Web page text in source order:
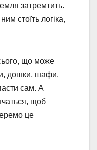
затремтить.
стоїть логіка,
що може
дошки, шафи.
сам. А
щоб
це